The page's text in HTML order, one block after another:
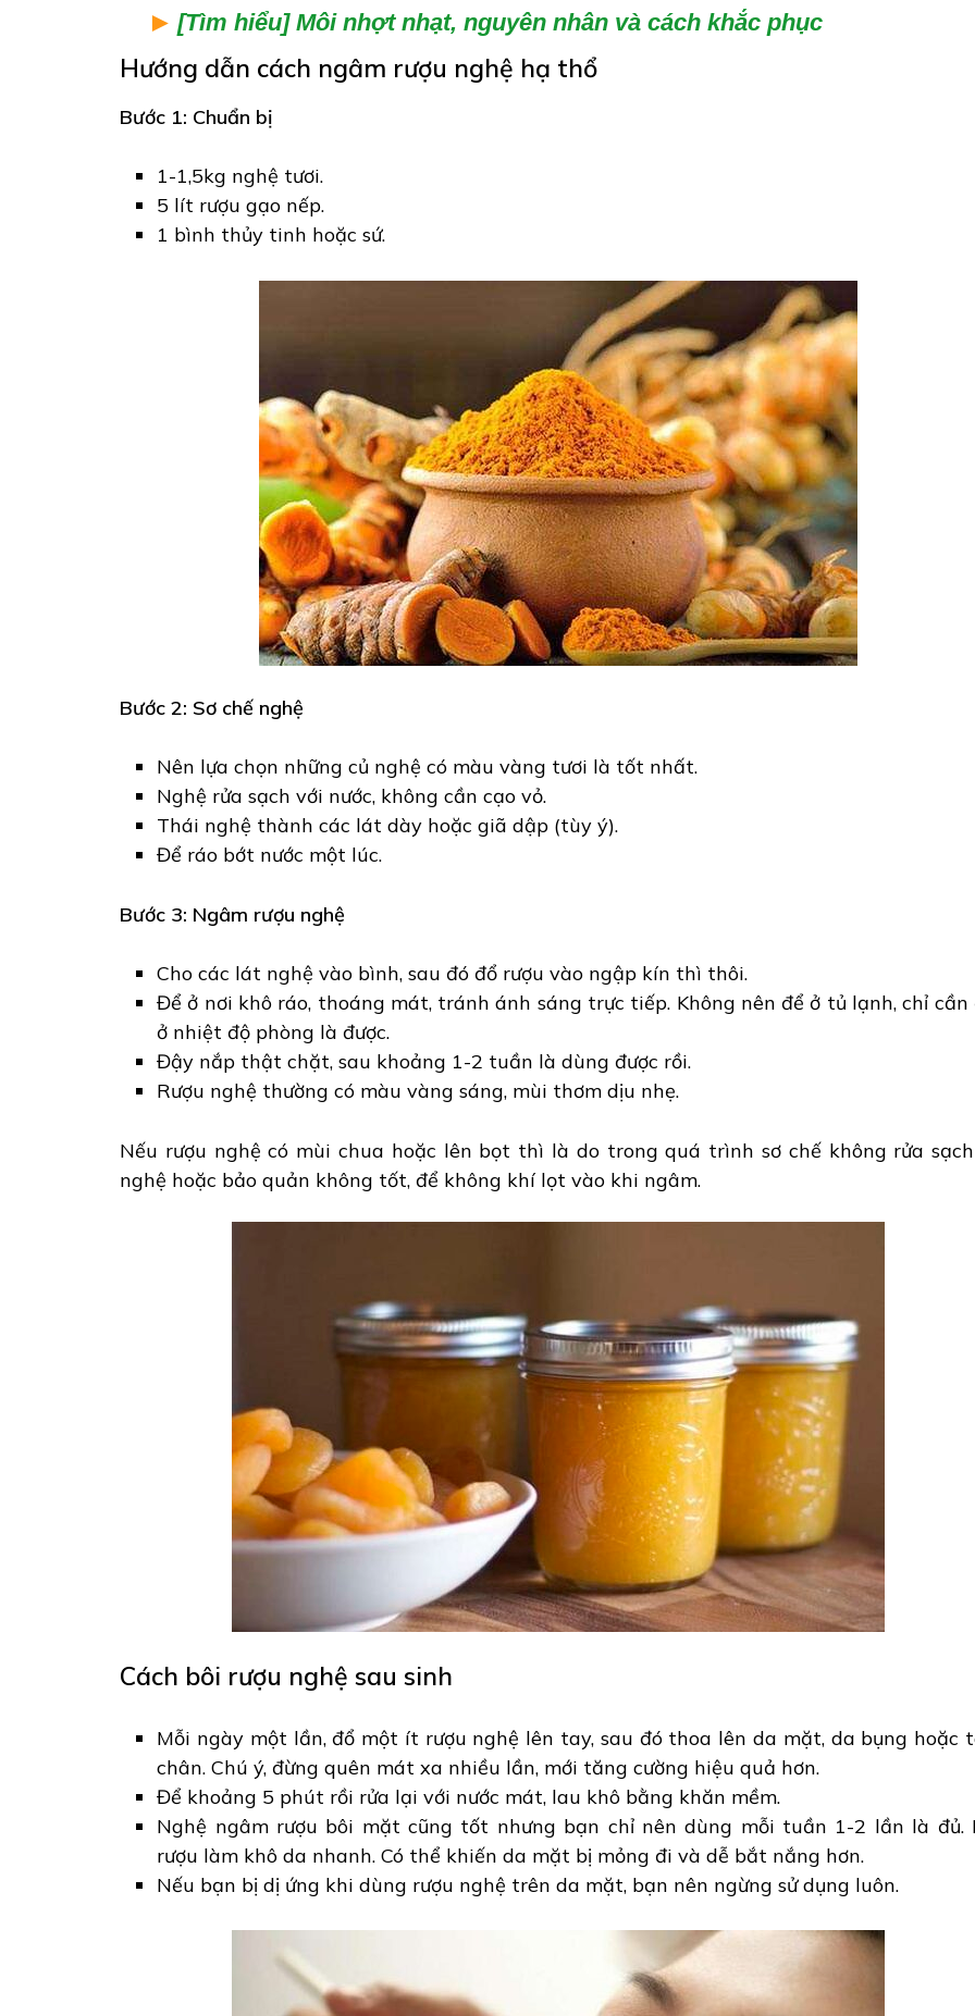
[Tìm hiểu] Môi nhợt nhạt, nguyên nhân và cách khắc phục
Hướng dẫn cách ngâm rượu nghệ hạ thổ
Bước 1: Chuẩn bị
1-1,5kg nghệ tươi.
5 lít rượu gạo nếp.
1 bình thủy tinh hoặc sứ.
Bước 2: Sơ chế nghệ
Nên lựa chọn những củ nghệ có màu vàng tươi là tốt nhất.
Nghệ rửa sạch với nước, không cần cạo vỏ.
Thái nghệ thành các lát dày hoặc giã dập (tùy ý).
Để ráo bớt nước một lúc.
Bước 3: Ngâm rượu nghệ
Cho các lát nghệ vào bình, sau đó đổ rượu vào ngập kín thì thôi.
Để ở nơi khô ráo, thoáng mát, tránh ánh sáng trực tiếp. Không nên để ở tủ lạnh, chỉ cần
ở nhiệt độ phòng là được.
Đậy nắp thật chặt, sau khoảng 1-2 tuần là dùng được rồi.
Rượu nghệ thường có màu vàng sáng, mùi thơm dịu nhẹ.
Nếu rượu nghệ có mùi chua hoặc lên bọt thì là do trong quá trình sơ chế không rửa
nghệ hoặc bảo quản không tốt, để không khí lọt vào khi ngâm.
Cách bôi rượu nghệ sau sinh
Mỗi ngày một lần, đổ một ít rượu nghệ lên tay, sau đó thoa lên da mặt, da bụng hoặc
chân. Chú ý, đừng quên mát xa nhiều lần, mới tăng cường hiệu quả hơn.
Để khoảng 5 phút rồi rửa lại với nước mát, lau khô bằng khăn mềm.
Nghệ ngâm rượu bôi mặt cũng tốt nhưng bạn chỉ nên dùng mỗi tuần 1-2 lần là đủ.
rượu làm khô da nhanh. Có thể khiến da mặt bị mỏng đi và dễ bắt nắng hơn.
Nếu bạn bị dị ứng khi dùng rượu nghệ trên da mặt, bạn nên ngừng sử dụng luôn.